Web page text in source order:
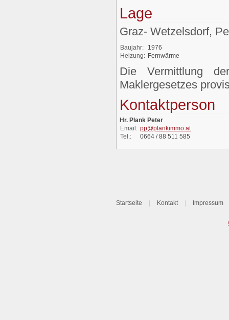
Lage
Graz- Wetzelsdorf,
Baujahr:
1976
Heizung: Fernwärme
Die Vermittlung
Maklergesetzes
Kontaktperson
Hr. Plank Peter
Email: pp@plankimmo.at
Tel.:
0664 / 88 511 585
Startseite Kontakt Impressum